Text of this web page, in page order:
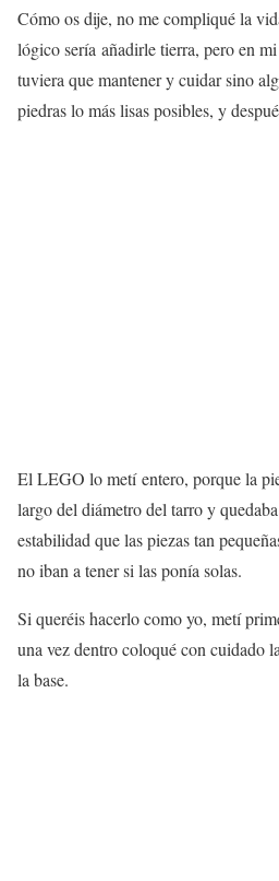
Cómo os dije, no me compliqué la
lógico sería añadirle tierra, pero en
tuviera que mantener y cuidar sino
piedras lo más lisas posibles, y
El LEGO lo metí entero, porque la
largo del diámetro del tarro y
estabilidad que las piezas tan
no iban a tener si las ponía solas.
Si queréis hacerlo como yo, metí
una vez dentro coloqué con cuidado
la base.